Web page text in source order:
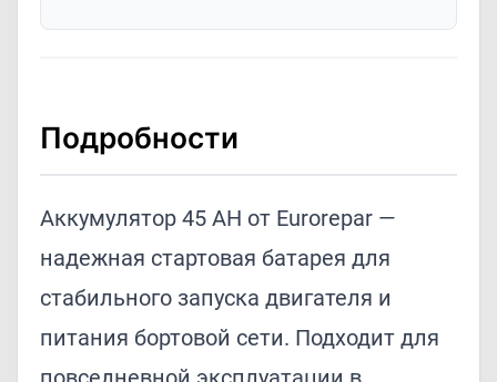
Подробности
Аккумулятор 45 AH от Eurorepar —
надежная стартовая батарея для
стабильного запуска двигателя и
питания бортовой сети. Подходит для